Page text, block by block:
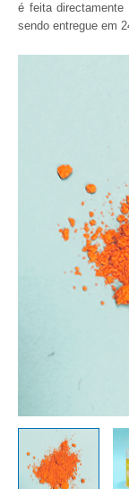
é feita
sendo entregue em